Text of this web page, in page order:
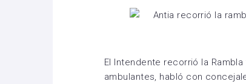
El Intendente recorrió la
ambulantes, habló con